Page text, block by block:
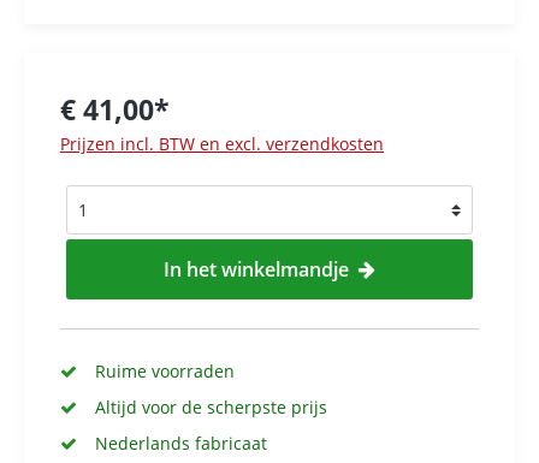
€ 41,00*
Prijzen incl. BTW en excl. verzendkosten
In het winkelmandje
Ruime voorraden
Altijd voor de scherpste prijs
Nederlands fabricaat